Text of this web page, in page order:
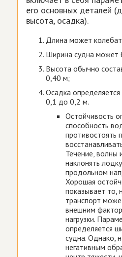
его основных деталей
высота, осадка).
Длина может
Ширина судна может
Высота обычно
0,40 м;
Осадка
0,1 до 0,2 м.
Остойчивость
способность
противостоять
Течение, волны
наклонять
продольном
Хорошая
показывает то,
транспорт
внешним
нагрузки.
определяется
судна. Однако,
негативным